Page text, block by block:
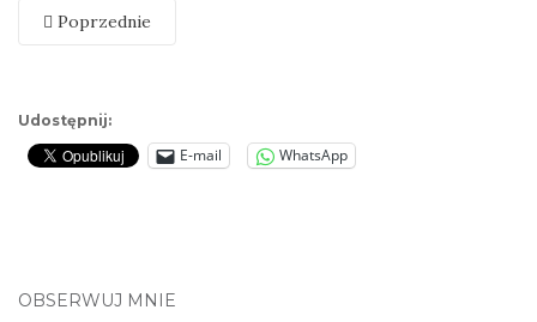
Poprzednie
Udostępnij:
E-mail WhatsApp
OBSERWUJ MNIE